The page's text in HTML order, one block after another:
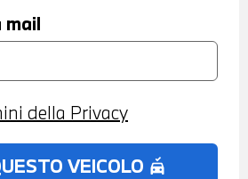
mail
della Privacy
VEICOLO no_crash